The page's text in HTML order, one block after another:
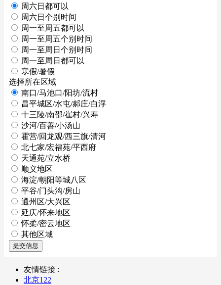
周六日都可以
周六日个别时间
周一至周五都可以
周一至周五个别时间
周一至周日个别时间
周一至周日都可以
寒假/暑假
选择所在区域
南口/马池口/阳坊/流村
昌平城区/水屯/郝庄/白浮
十三陵/南邵/崔村/兴寿
沙河/百善/小汤山
霍营/回龙观/西三旗/清河
北七家/宏福苑/平西府
天通苑/立水桥
顺义地区
海淀/朝阳等城八区
平谷/门头沟/房山
通州区/大兴区
延庆/怀来地区
怀柔/密云地区
其他区域
提交信息
友情链接 :
北京122